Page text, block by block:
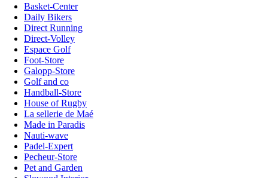
Basket-Center
Daily Bikers
Direct Running
Direct-Volley
Espace Golf
Foot-Store
Galopp-Store
Golf and co
Handball-Store
House of Rugby
La sellerie de Maé
Made in Paradis
Nauti-wave
Padel-Expert
Pecheur-Store
Pet and Garden